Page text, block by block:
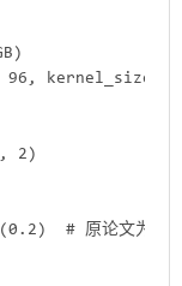
96,
2)
# 原论文为0.5